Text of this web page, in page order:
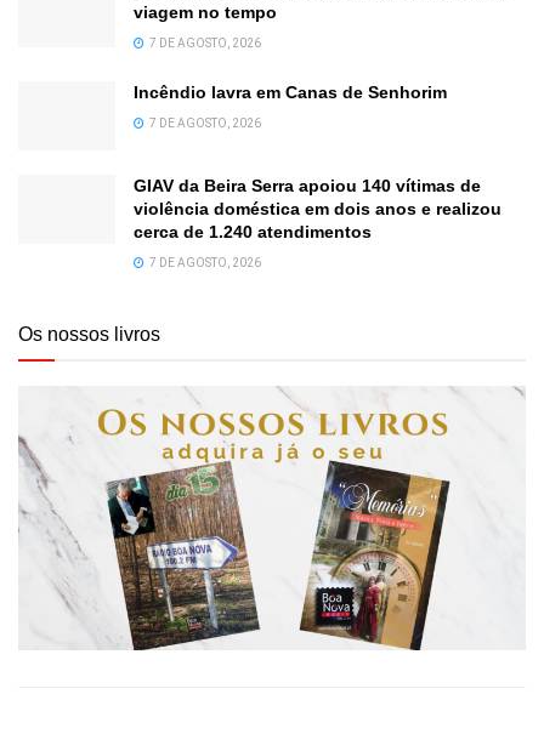
viagem no tempo
7 DE AGOSTO, 2026
Incêndio lavra em Canas de Senhorim
7 DE AGOSTO, 2026
GIAV da Beira Serra apoiou 140 vítimas de
violência doméstica em dois anos e realizou
cerca de 1.240 atendimentos
7 DE AGOSTO, 2026
Os nossos livros